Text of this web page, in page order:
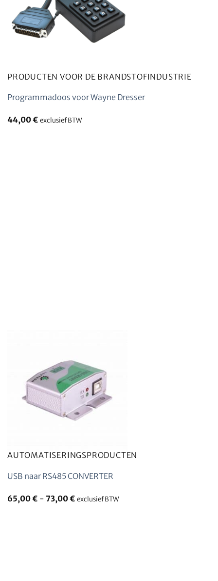
PRODUCTEN VOOR DE BRANDSTOFINDUSTRIE
Programmadoos voor Wayne Dresser
44,00€ exclusief BTW
AUTOMATISERINGSPRODUCTEN
USB naar RS485 CONVERTER
65,00€ - 73,00€ exclusief BTW